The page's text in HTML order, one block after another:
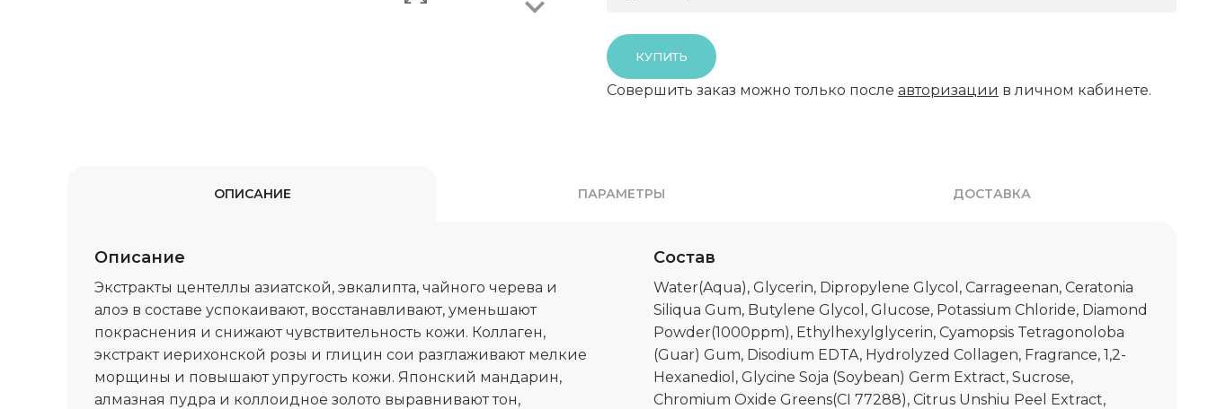
КУПИТЬ
Совершить заказ можно только после авторизации в личном кабинете.
ОПИСАНИЕ ПАРАМЕТРЫ ДОСТАВКА
Описание
Экстракты центеллы азиатской, эвкалипта, чайного черева и
алоэ в составе успокаивают, восстанавливают, уменьшают
покраснения и снижают чувствительность кожи. Коллаген,
экстракт иерихонской розы и глицин сои разглаживают мелкие
морщины и повышают упругость кожи. Японский мандарин,
алмазная пудра и коллоидное золото выравнивают тон,
Состав
Water(Aqua), Glycerin, Dipropylene Glycol, Carrageenan, Ceratonia
Siliqua Gum, Butylene Glycol, Glucose, Potassium Chloride, Diamond
Powder(1000ppm), Ethylhexylglycerin, Cyamopsis Tetragonoloba
(Guar) Gum, Disodium EDTA, Hydrolyzed Collagen, Fragrance, 1,2-
Hexanediol, Glycine Soja (Soybean) Germ Extract, Sucrose,
Chromium Oxide Greens(CI 77288), Citrus Unshiu Peel Extract,